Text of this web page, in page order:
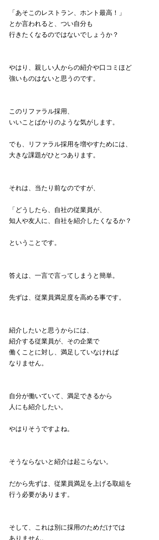
「あそこのレストラン、ホント最高！」
とか言われると、つい自分も
行きたくなるのではないでしょうか？
やはり、親しい人からの紹介や口コミほど
強いものはないと思うのです。
このリファラル採用、
いいことばかりのような気がします。
でも、リファラル採用を増やすためには、
大きな課題がひとつあります。
それは、当たり前なのですが、
「どうしたら、自社の従業員が、
知人や友人に、自社を紹介したくなるか？
ということです。
答えは、一言で言ってしまうと簡単。
先ずは、従業員満足度を高める事です。
紹介したいと思うからには、
紹介する従業員が、その企業で
働くことに対し、満足していなければ
なりません。
自分が働いていて、満足できるから
人にも紹介したい。
やはりそうですよね。
そうならないと紹介は起こらない。
だから先ずは、従業員満足を上げる取組を
行う必要があります。
そして、これは別に採用のためだけでは
ありません。